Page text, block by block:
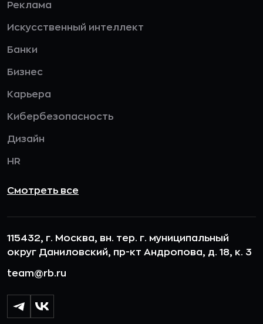
Реклама
Искусственный интеллект
Банки
Бизнес
Карьера
Кибербезопасность
Дизайн
HR
Смотреть все
115432, г. Москва, вн. тер. г. муниципальный
округ Даниловский, пр-кт Андропова, д. 18, к. 3
team@rb.ru